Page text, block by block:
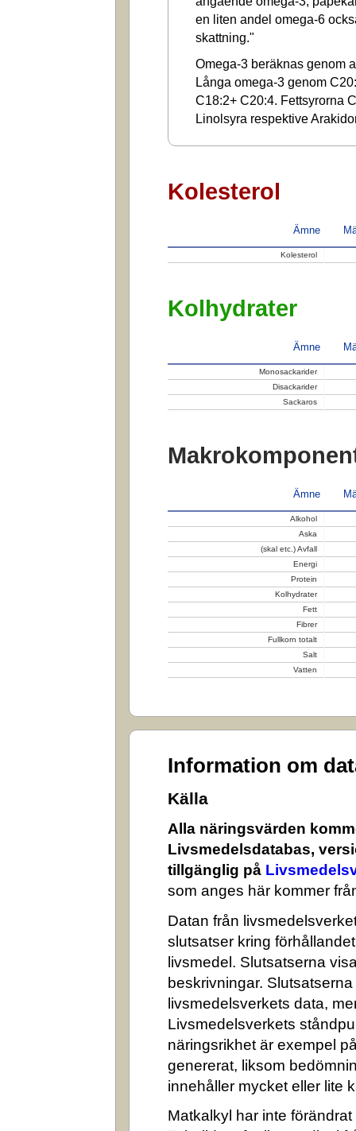
en liten andel omega-6
skattning."
Omega-3 beräknas genom
Långa omega-3 genom
C18:2+ C20:4. Fettsyrorna
Linolsyra respektive
Kolesterol
Ämne
Kolesterol
Kolhydrater
Ämne
Monosackarider
Disackarider
Sackaros
Ämne
Alkohol
Aska
(skal etc.) Avfall
Energi
Protein
Kolhydrater
Fett
Fibrer
Fullkorn totalt
Salt
Vatten
Information om
Källa
Alla näringsvärden
Livsmedelsdatabas,
tillgänglig på
som anges här kommer
Datan från
slutsatser kring
livsmedel. Slutsatserna
beskrivningar.
livsmedelsverkets data,
Livsmedelsverkets
näringsrikhet är exempel
genererat, liksom
innehåller mycket eller lite
Matkalkyl har inte